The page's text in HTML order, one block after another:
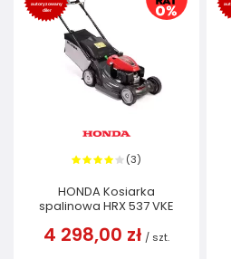
(3)
HONDA Kosiarka
spalinowa HRX 537 VKE
4 298,00 zł / szt.